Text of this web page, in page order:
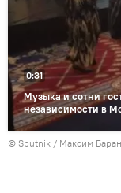
Музыка и сотни
независимости в
0:31
© Sputnik / Максим